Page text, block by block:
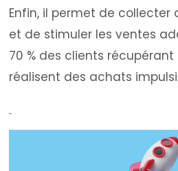
Enfin, il permet de collecter
et de stimuler les ventes
70 % des clients
réalisent des achats